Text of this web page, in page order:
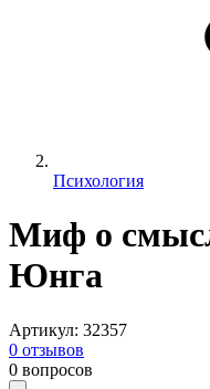
Психология
Миф о
Юнга
Артикул: 32357
0 отзывов
0 вопросов